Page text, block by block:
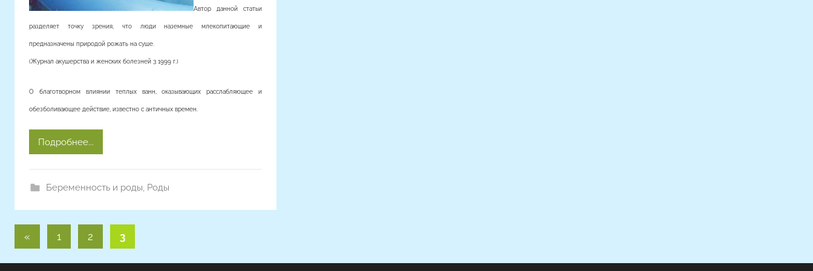
Автор данной статьи
разделяет точку зрения, что люди наземные млекопитающие и
предназначены природой рожать на суше.
(Журнал акушерства и женских болезней 3 1999 г.)
О благотворном влиянии теплых ванн, оказывающих расслабляющее и
обезболивающее действие, известно с античных времен.
Подробнее...
Беременность и роды, Роды
Пагинация
« Предыдущие
1 2 3